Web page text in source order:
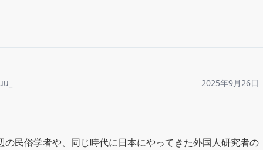
2025年9月26日
民俗学者や、同じ時代に日本にやってきた外国人研究者の